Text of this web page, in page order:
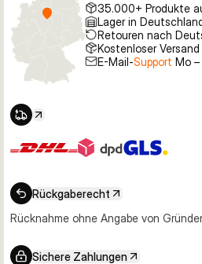
35.000+ Produkte
Lager in
Retouren nach
Kostenloser
E-Mail-Support Mo –
Rückgaberecht
Rücknahme ohne Angabe von
Sichere Zahlungen